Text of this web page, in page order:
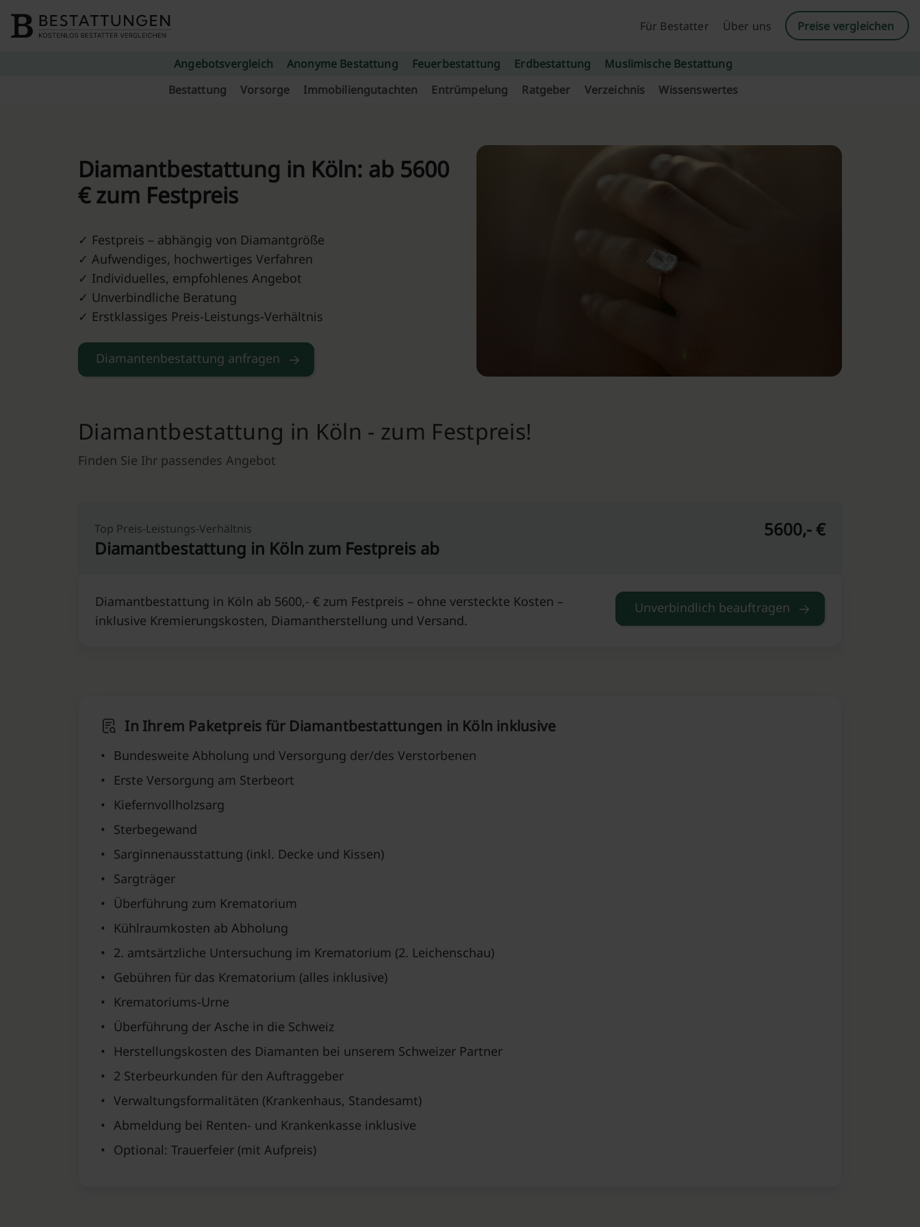
Für Bestatter
Über uns Preise vergleichen
Angebotsvergleich Anonyme Bestattung Feuerbestattung Erdbestattung
Muslimische Bestattung
Bestattung
Vorsorge Immobiliengutachten Entrümpelung Ratgeber Verzeichnis Wissenswertes
Diamantbestattung in Köln: ab 5600
€ zum Festpreis
✓ Festpreis – abhängig von Diamantgröße
✓ Aufwendiges, hochwertiges Verfahren
✓ Individuelles, empfohlenes Angebot
✓ Unverbindliche Beratung
✓ Erstklassiges Preis-Leistungs-Verhältnis
Diamantenbestattung anfragen
Diamantbestattung in Köln - zum Festpreis!
Finden Sie Ihr passendes Angebot
Top Preis-Leistungs-Verhältnis
Diamantbestattung in Köln zum Festpreis ab
5600,- €
Diamantbestattung in Köln ab 5600,- € zum Festpreis – ohne versteckte Kosten –
inklusive Kremierungskosten, Diamantherstellung und Versand.
Unverbindlich beauftragen
In Ihrem Paketpreis für Diamantbestattungen in Köln inklusive
•
Bundesweite Abholung und Versorgung der/des Verstorbenen
•
Erste Versorgung am Sterbeort
•
Kiefernvollholzsarg
•
Sterbegewand
•
Sarginnenausstattung (inkl. Decke und Kissen)
•
Sargträger
•
Überführung zum Krematorium
•
Kühlraumkosten ab Abholung
•
2. amtsärtzliche Untersuchung im Krematorium (2. Leichenschau)
•
Gebühren für das Krematorium (alles inklusive)
•
Krematoriums-Urne
•
Überführung der Asche in die Schweiz
•
Herstellungskosten des Diamanten bei unserem Schweizer Partner
•
2 Sterbeurkunden für den Auftraggeber
• Verwaltungsformalitäten (Krankenhaus, Standesamt)
• Abmeldung bei Renten- und Krankenkasse inklusive
•
Optional: Trauerfeier (mit Aufpreis)